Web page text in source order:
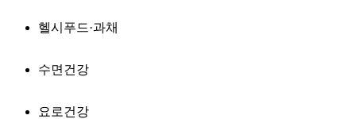
헬시푸드·과채
수면건강
요로건강